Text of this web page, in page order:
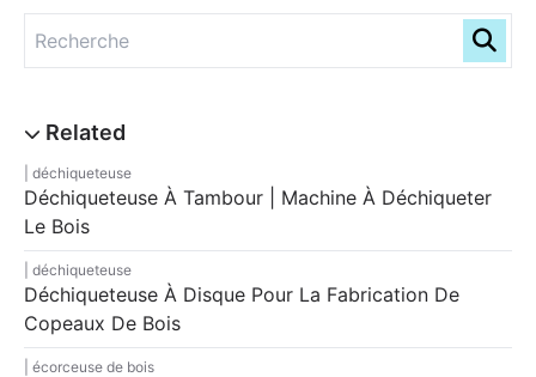
déchiqueteuse
Déchiqueteuse À Tambour | Machine À Déchiqueter
Le Bois
déchiqueteuse
Déchiqueteuse À Disque Pour La Fabrication De
Copeaux De Bois
écorceuse de bois